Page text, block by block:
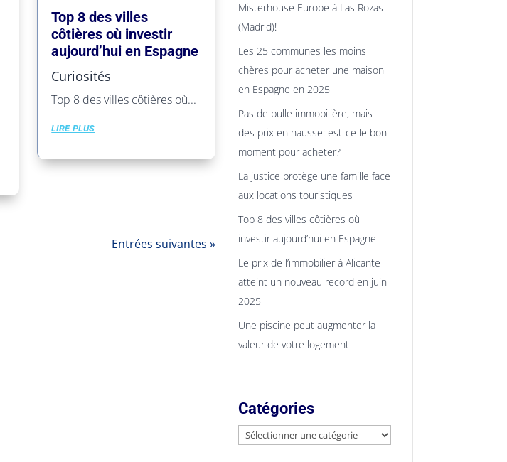
Top 8 des villes
côtières où investir
aujourd’hui en Espagne
Curiosités
Top 8 des villes côtières où...
lire plus
Entrées suivantes »
Misterhouse Europe à Las Rozas
(Madrid)!
Les 25 communes les moins
chères pour acheter une maison
en Espagne en 2025
Pas de bulle immobilière, mais
des prix en hausse: est-ce le bon
moment pour acheter?
La justice protège une famille face
aux locations touristiques
Top 8 des villes côtières où
investir aujourd’hui en Espagne
Le prix de l’immobilier à Alicante
atteint un nouveau record en juin
2025
Une piscine peut augmenter la
valeur de votre logement
Catégories
Catégories